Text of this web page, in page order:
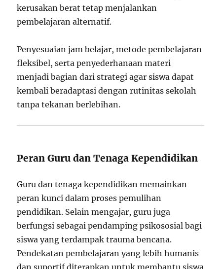
kerusakan berat tetap menjalankan
pembelajaran alternatif.
Penyesuaian jam belajar, metode pembelajaran
fleksibel, serta penyederhanaan materi
menjadi bagian dari strategi agar siswa dapat
kembali beradaptasi dengan rutinitas sekolah
tanpa tekanan berlebihan.
Peran Guru dan Tenaga Kependidikan
Guru dan tenaga kependidikan memainkan
peran kunci dalam proses pemulihan
pendidikan. Selain mengajar, guru juga
berfungsi sebagai pendamping psikososial bagi
siswa yang terdampak trauma bencana.
Pendekatan pembelajaran yang lebih humanis